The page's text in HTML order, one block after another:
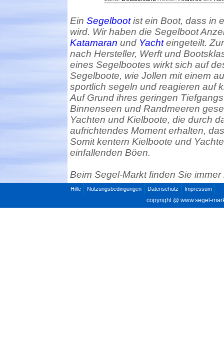
Ein Segelbootist ein Boot, dass in
wird. Wir haben die Segelboot
Katamaran und Yachteingeteilt.
nach Hersteller, Werft und
eines Segelbootes wirkt sich auf
Segelboote, wie Jollen mit einem
sportlich segeln und reagieren auf
Auf Grund ihres geringen
Binnenseen und Randmeeren
Yachten und Kielboote, die durch
aufrichtendes Moment erhalten,
Somit kentern Kielboote und
einfallenden Böen.
Beim Segel-Markt finden Sie
Hilfe Nutzungsbedingungen Datenschutz Impressum
copyright @ www.segel-